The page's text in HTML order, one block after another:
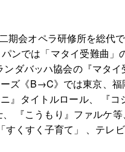
会オペラ研修所を総
ンでは「マタイ受難曲
ダバッハ協会の『マタ
ズ《B→C》では東京、
』タイトルロール、 『
『こうもり』ファルケ
くすく子育て」 、テ